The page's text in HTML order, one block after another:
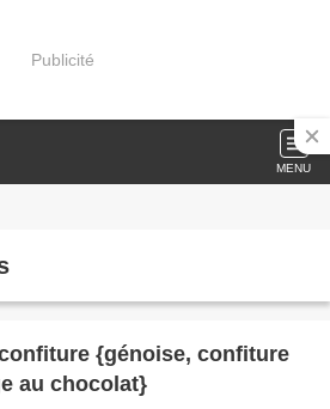
Publicité
MENU
{génoise, confiture
au chocolat}